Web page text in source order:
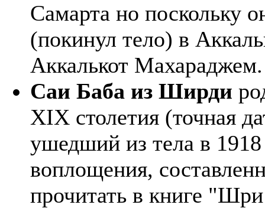
Самарта но поскольку
(покинул тело) в
Аккалькот Махараджем.
Саи Баба из Ширди
XIX столетия (точная
ушедший из тела в
воплощения,
прочитать в книге